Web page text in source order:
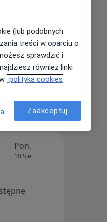
Pon,
10 Sie
(lub podobnych
treści w oparciu o
sprawdzić i
również linki
polityka cookies
Zaakceptuj